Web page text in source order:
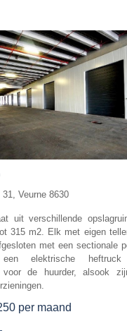
Veurne 8630
uit verschillende
315 m2. Elk met eigen
met een sectionale
elektrische
voor de huurder, alsook
per maand